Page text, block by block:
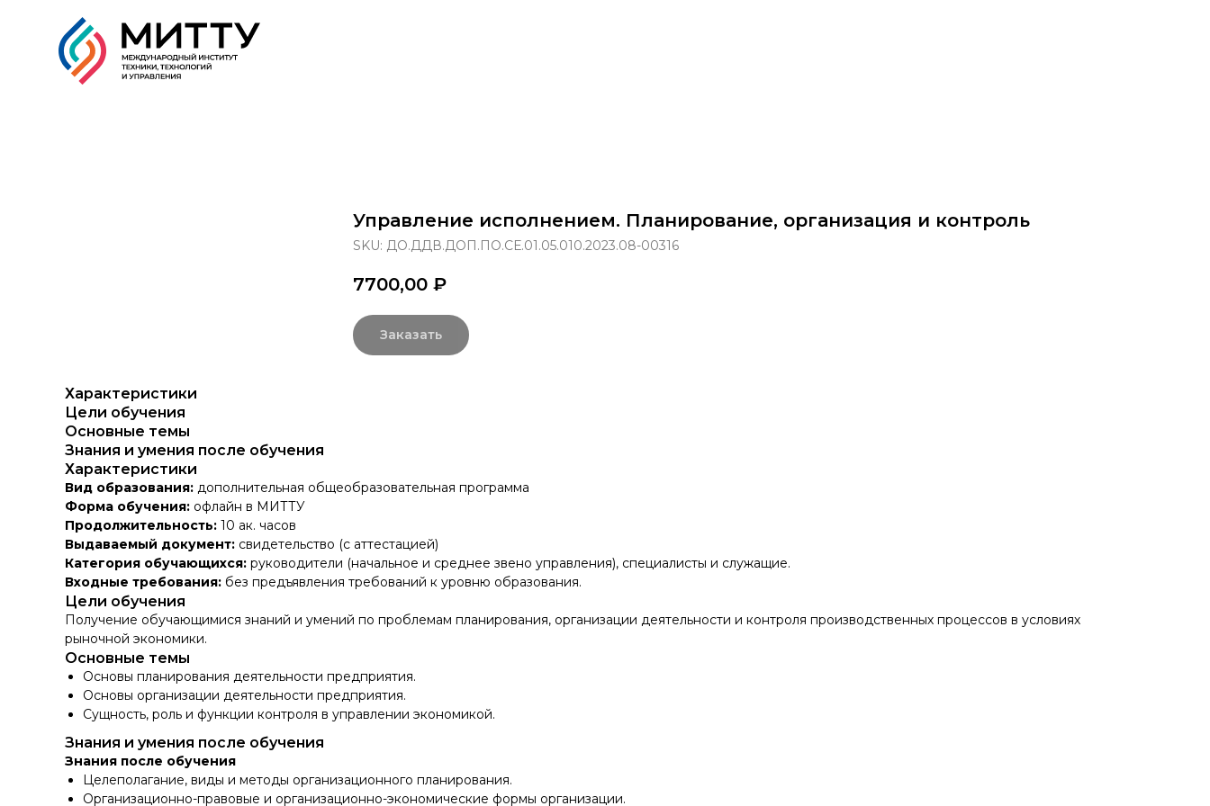
Управление исполнением. Планирование, организация и контроль
SKU: ДО.ДДВ.ДОП.ПО.СЕ.01.05.010.2023.08-00316
7700,00 ₽
Заказать
Характеристики
Цели обучения
Основные темы
Знания и умения после обучения
Характеристики
Вид образования: дополнительная общеобразовательная программа
Форма обучения: офлайн в МИТТУ
Продолжительность: 10 ак. часов
Выдаваемый документ: свидетельство (с аттестацией)
Категория обучающихся: руководители (начальное и среднее звено управления), специалисты и служащие.
Входные требования: без предъявления требований к уровню образования.
Цели обучения
Получение обучающимися знаний и умений по проблемам планирования, организации деятельности и контроля производственных процессов в условиях
рыночной экономики.
Основные темы
Основы планирования деятельности предприятия.
Основы организации деятельности предприятия.
Сущность, роль и функции контроля в управлении экономикой.
Знания и умения после обучения
Знания после обучения
Целеполагание, виды и методы организационного планирования.
Организационно-правовые и организационно-экономические формы организации.